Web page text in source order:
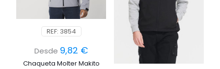
REF: 3854
Desde 9,82 €
Chaqueta Molter Makito